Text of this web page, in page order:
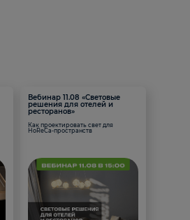
Вебинар 11.08 «Световые
решения для отелей и
ресторанов»
Как проектировать свет для
HoReCa-пространств